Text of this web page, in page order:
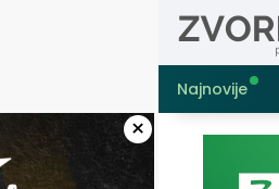
Najnovije
×